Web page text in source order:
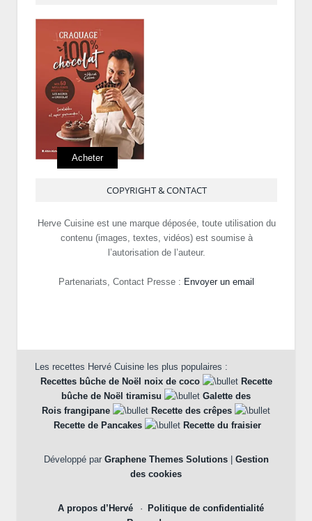
Acheter
COPYRIGHT & CONTACT
Herve Cuisine est une marque déposée, toute utilisation du
contenu (images, textes, vidéos) est soumise à
l’autorisation de l’auteur.
Partenariats, Contact Presse : Envoyer un email
Les recettes Hervé Cuisine les plus populaires :
Recettes bûche de Noël noix de coco
Recette
bûche de Noël tiramisu
Galette des
Rois frangipane
Recette des crêpes
Recette de Pancakes
Recette du fraisier
Développé par Graphene Themes Solutions| Gestion
des cookies
A propos d’Hervé
Politique de confidentialité